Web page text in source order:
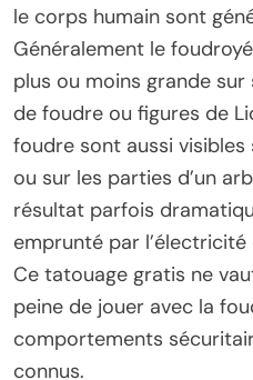
le corps humain sont
Généralement le
plus ou moins grande
de foudre ou figures de
foudre sont aussi
ou sur les parties d’un
résultat parfois
emprunté par
Ce tatouage gratis ne
peine de jouer avec la
comportements
connus.